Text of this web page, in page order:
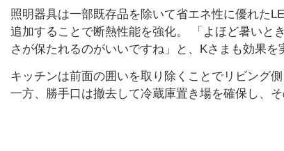
照明器具は一部既存品を除いて省エネ性に優れた
追加することで断熱性能を強化。 「よほど暑いと
さが保たれるのがいいですね」と、Kさまも効果を
キッチンは前面の囲いを取り除くことでリビング
一方、勝手口は撤去して冷蔵庫置き場を確保し、